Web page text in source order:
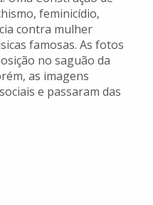
feminicídio,
contra mulher
famosas. As fotos
no saguão da
as imagens
e passaram das